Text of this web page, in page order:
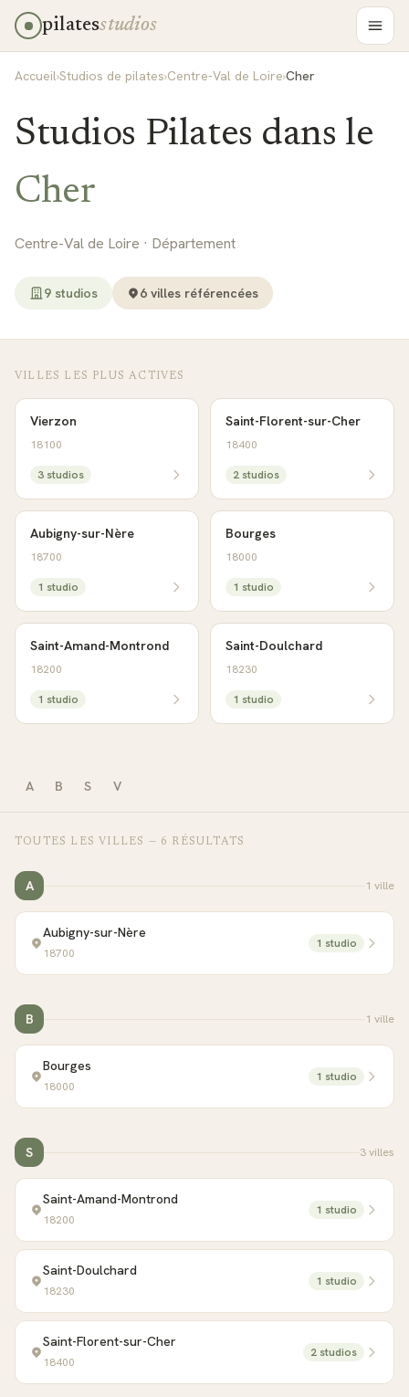
pilatesstudios
Accueil›Studios de pilates›Centre-Val de Loire›Cher
Studios Pilates dans le
Cher
Centre-Val de Loire · Département
9 studios 6 villes référencées
VILLES LES PLUS ACTIVES
Vierzon
18100
3 studios
Saint-Florent-sur-Cher
18400
2 studios
Aubigny-sur-Nère
18700
1 studio
Bourges
18000
1 studio
Saint-Amand-Montrond
18200
1 studio
Saint-Doulchard
18230
1 studio
A B S V
TOUTES LES VILLES — 6 RÉSULTATS
A 1 ville
Aubigny-sur-Nère
18700
1 studio
B 1 ville
Bourges
18000
1 studio
S 3villes
Saint-Amand-Montrond
18200
1 studio
Saint-Doulchard
18230
1 studio
Saint-Florent-sur-Cher
18400
2 studios